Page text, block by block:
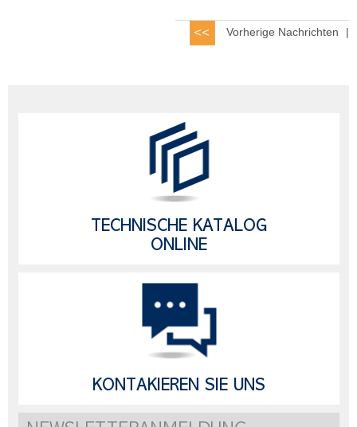
Vorherige Nachrichten |
TECHNISCHE KATALOG
ONLINE
KONTAKIEREN SIE UNS